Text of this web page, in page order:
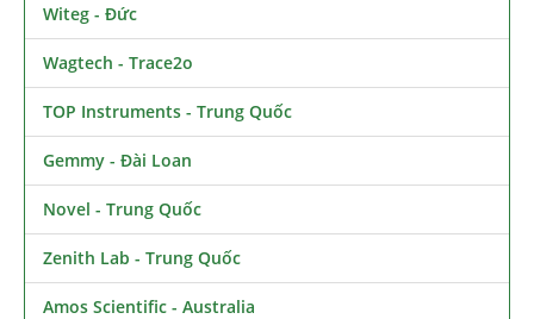
Witeg - Đức
Wagtech - Trace2o
TOP Instruments - Trung Quốc
Gemmy - Đài Loan
Novel - Trung Quốc
Zenith Lab - Trung Quốc
Amos Scientific - Australia